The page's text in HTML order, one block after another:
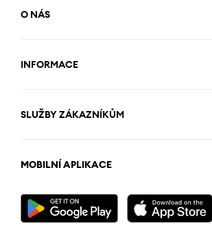
O NÁS
INFORMACE
SLUŽBY ZÁKAZNÍKŮM
MOBILNÍ APLIKACE